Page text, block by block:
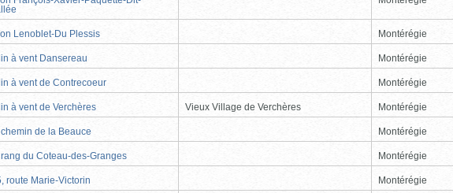
Lenoblet-Du Plessis Montérégie
à vent Dansereau Montérégie
à vent de Contrecoeur Montérégie
à vent de Verchères Vieux Village de Verchères Montérégie
de la Beauce Montérégie
du Coteau-des-Granges Montérégie
route Marie-Victorin Montérégie